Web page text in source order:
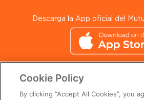
Descarga la App oficial del
Cookie Policy
By clicking “Accept All Cookies”, you